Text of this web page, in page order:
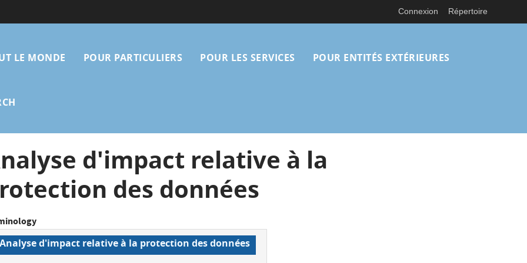
Connexion Répertoire
LE MONDE POUR PARTICULIERS POUR LES SERVICES POUR ENTITÉS EXTÉRIEURES
d'impact relative à la
des données
Analyse d'impact relative à la protection des données